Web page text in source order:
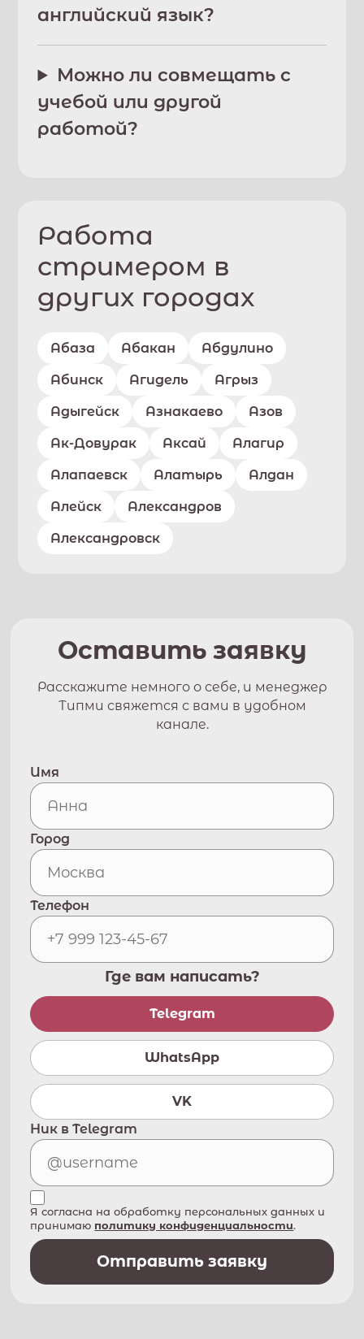
английский язык?
Можно ли совмещать с
учебой или другой
работой?
Работа
стримером в
других городах
Абаза Абакан Абдулино
Абинск Агидель Агрыз
Адыгейск Азнакаево Азов
Ак-Довурак Аксай Алагир
Алапаевск Алатырь Алдан
Алейск Александров
Александровск
Оставить заявку
Расскажите немного о себе, и менеджер
Типми свяжется с вами в удобном
канале.
Имя
Город
Телефон
Где вам написать?
Telegram
WhatsApp
VK
Ник в Telegram
Я согласна на обработку персональных данных и
принимаю политику конфиденциальности.
Отправить заявку